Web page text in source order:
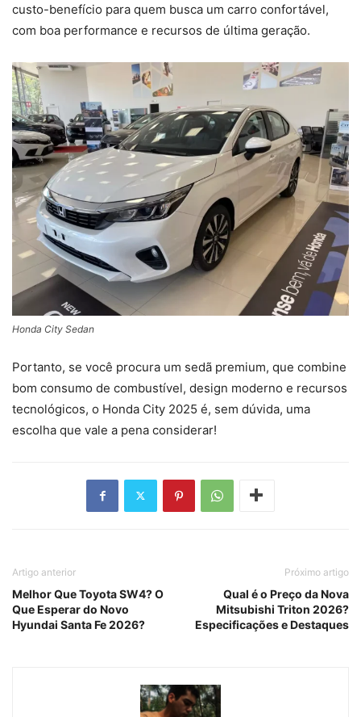
custo-benefício para quem busca um carro confortável,
com boa performance e recursos de última geração.
Honda City Sedan
Portanto, se você procura um sedã premium, que combine
bom consumo de combustível, design moderno e recursos
tecnológicos, o Honda City 2025 é, sem dúvida, uma
escolha que vale a pena considerar!
Artigo anterior
Melhor Que Toyota SW4? O
Que Esperar do Novo
Hyundai Santa Fe 2026?
Próximo artigo
Qual é o Preço da Nova
Mitsubishi Triton 2026?
Especificações e Destaques